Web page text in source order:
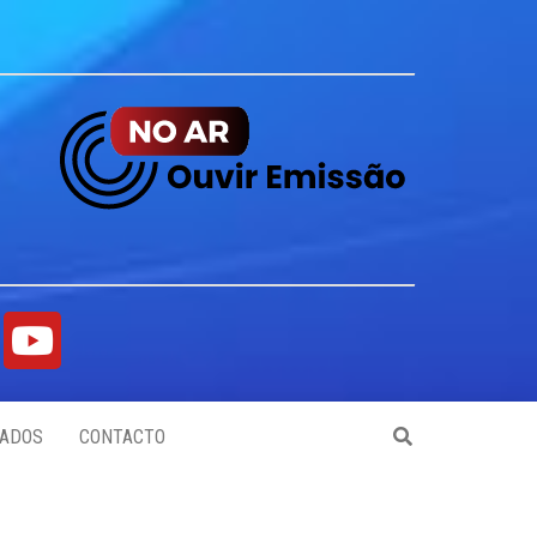
CONTACTO